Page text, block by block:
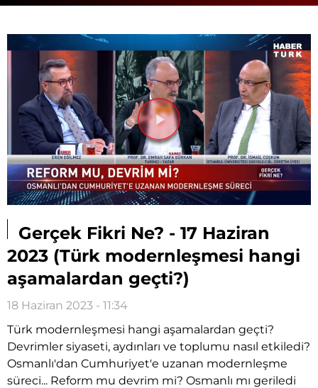
Videoyu
Oynat
Gerçek Fikri Ne? - 17 Haziran
2023 (Türk modernleşmesi hangi
aşamalardan geçti?)
18 Haziran 2023 - 11:34
Türk modernleşmesi hangi aşamalardan geçti?
Devrimler siyaseti, aydınları ve toplumu nasıl etkiledi?
Osmanlı'dan Cumhuriyet'e uzanan modernleşme
süreci... Reform mu devrim mi? Osmanlı mı geriledi